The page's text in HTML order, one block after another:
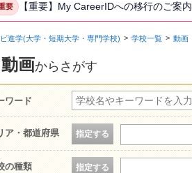
要 【重要】My CareerIDへの移行のご案内
進学(大学・短期大学・専門学校) 学校一覧 動画
動画からさがす
ワード
ア・都道府県 指定する
の種類 指定する